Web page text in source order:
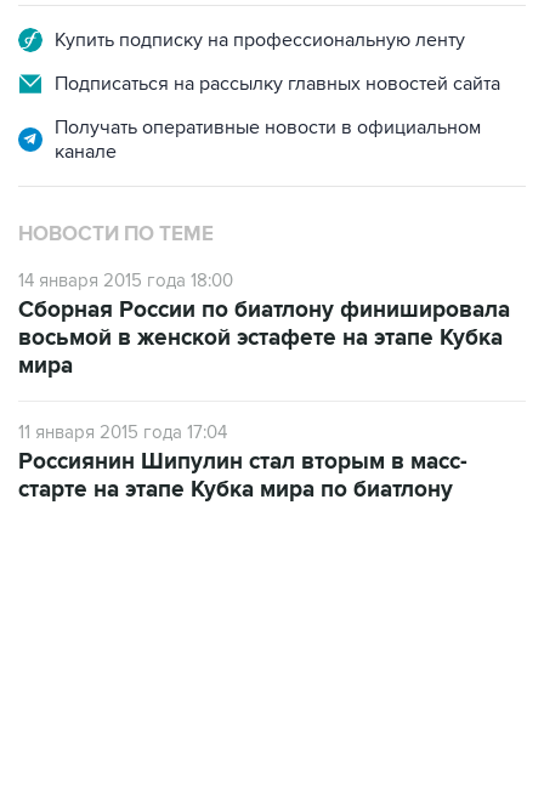
Купить подписку на профессиональную ленту
Подписаться на рассылку главных новостей сайта
Получать оперативные новости в официальном
канале
НОВОСТИ ПО ТЕМЕ
14 января 2015 года 18:00
Сборная России по биатлону финишировала
восьмой в женской эстафете на этапе Кубка
мира
11 января 2015 года 17:04
Россиянин Шипулин стал вторым в масс-
старте на этапе Кубка мира по биатлону